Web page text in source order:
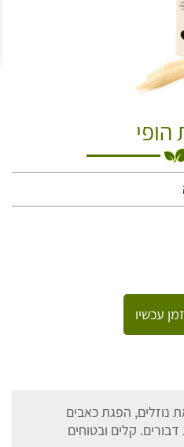
הופי
עכשיו
נוזלים, הפגת כאבים
דבורים. קלים ובטוחים